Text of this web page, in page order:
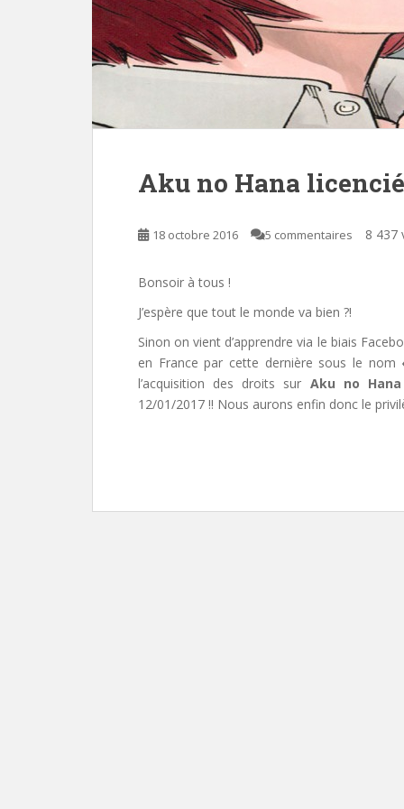
Aku no Hana
18 octobre 2016 5 commentaires 8 437
Bonsoir à tous !
J’espère que tout le monde va bien ?!
Sinon on vient d’apprendre via le biais
en France par cette dernière sous le nom
l’acquisition des droits sur Aku no Hana
12/01/2017 !! Nous aurons enfin donc le